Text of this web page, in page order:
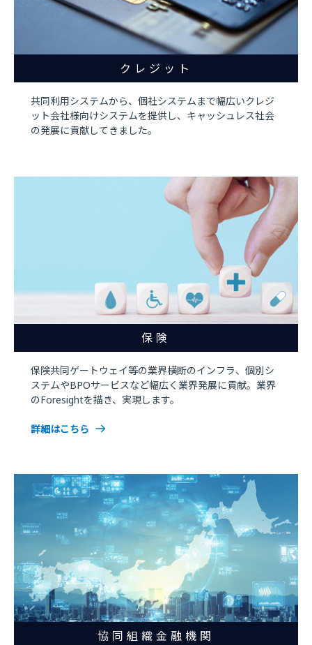
クレジット
共同利用システムから、個社システムまで幅広いクレジ
ット会社様向けシステムを提供し、キャッシュレス社会
の発展に貢献してきました。
保険
保険共同ゲートウェイ等の業界横断のインフラ、個別シ
ステムやBPOサービスなど幅広く業界発展に貢献。業界
のForesightを描き、実現します。
詳細はこちら
協同組織金融機関